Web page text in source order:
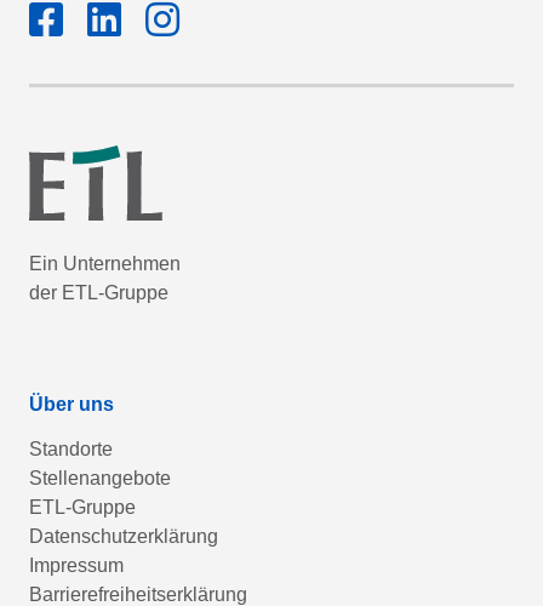
Ein Unternehmen
der ETL-Gruppe
Über uns
Standorte
Stellenangebote
ETL-Gruppe
Datenschutzerklärung
Impressum
Barrierefreiheitserklärung